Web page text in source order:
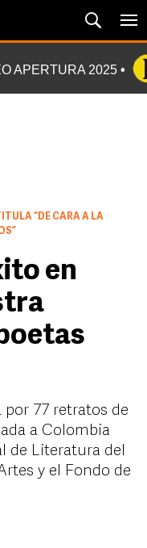
APERTURA 2025
“DE CARA A LA
en
77 retratos de
a Colombia
de Literatura del
y el Fondo de